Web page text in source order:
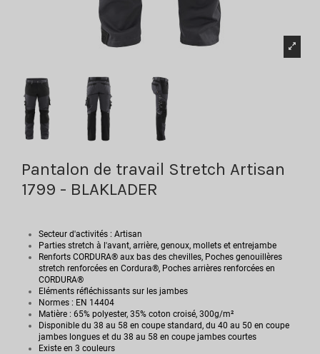
Pantalon de travail Stretch Artisan
1799 - BLAKLADER
Secteur d'activités : Artisan
Parties stretch à l'avant, arrière, genoux, mollets et entrejambe
Renforts CORDURA® aux bas des chevilles, Poches genouillères
stretch renforcées en Cordura®, Poches arrières renforcées en
CORDURA®
Eléments réfléchissants sur les jambes
Normes : EN 14404
Matière : 65% polyester, 35% coton croisé, 300g/m²
Disponible du 38 au 58 en coupe standard, du 40 au 50 en coupe
jambes longues et du 38 au 58 en coupe jambes courtes
Existe en 3 couleurs